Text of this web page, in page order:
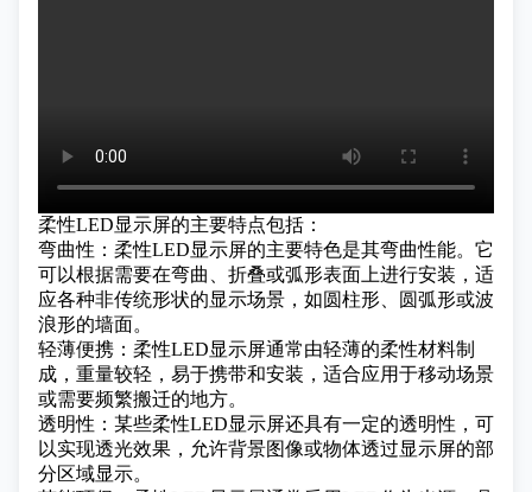
柔性LED显示屏的主要特点包括：
弯曲性：柔性LED显示屏的主要特色是其弯曲性能。它
可以根据需要在弯曲、折叠或弧形表面上进行安装，适
应各种非传统形状的显示场景，如圆柱形、圆弧形或波
浪形的墙面。
轻薄便携：柔性LED显示屏通常由轻薄的柔性材料制
成，重量较轻，易于携带和安装，适合应用于移动场景
或需要频繁搬迁的地方。
透明性：某些柔性LED显示屏还具有一定的透明性，可
以实现透光效果，允许背景图像或物体透过显示屏的部
分区域显示。